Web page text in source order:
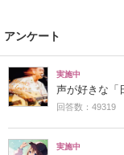
アンケート
実施中
声が好きな「
回答数：49319
実施中